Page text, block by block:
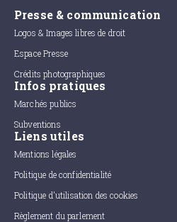
Presse & communication
Logos & Images libres de droit
Espace Presse
Crédits photographiques
Infos pratiques
Marchés publics
Subventions
Liens utiles
Mentions légales
Politique de confidentialité
Politique d'utilisation des cookies
Règlement du parlement